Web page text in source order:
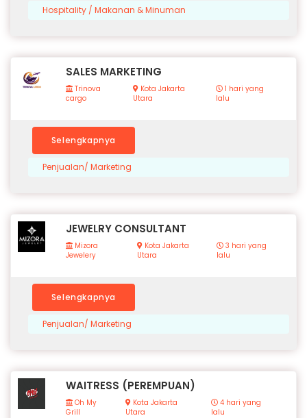
Hospitality / Makanan & Minuman
SALES MARKETING
Trinova
cargo
Kota Jakarta
Utara
1 hari yang
lalu
Selengkapnya
Penjualan/ Marketing
JEWELRY CONSULTANT
Mizora
Jewelery
Kota Jakarta
Utara
3 hari yang
lalu
Selengkapnya
Penjualan/ Marketing
WAITRESS (PEREMPUAN)
Oh My
Grill
Kota Jakarta
Utara
4 hari yang
lalu